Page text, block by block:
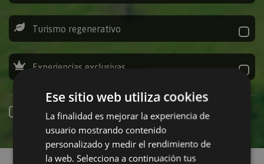
Turismo regenerativo
Experiencias exclusivas
Online erreserba
Planak aurkitu
Ese sitio web utiliza cookies
La finalidad es mejorar la experiencia de
usuario mostrando contenido
personalizado y medir el rendimiento de
la web. Selecciona a continuación tus